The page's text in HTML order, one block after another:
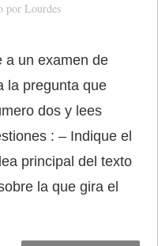
por Lourdes
a un examen de
la pregunta que
dos y lees
: – Indique el
principal del texto
la que gira el